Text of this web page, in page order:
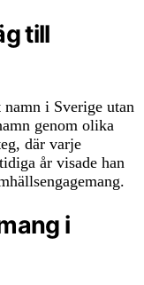
till
namn i Sverige utan
genom olika
där varje
år visade han
i